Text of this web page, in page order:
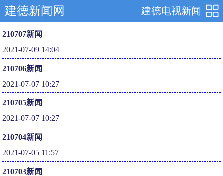
建德电视新闻
建德新闻网
210707新闻
2021-07-09 14:04
210706新闻
2021-07-07 10:27
210705新闻
2021-07-07 10:27
210704新闻
2021-07-05 11:57
210703新闻